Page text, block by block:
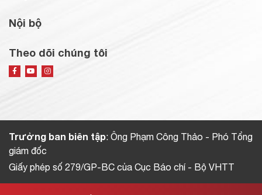
Nội bộ
Theo dõi chúng tôi
Trưởng ban biên tập: Ông Phạm Công Thảo - Phó Tổng
giám đốc
Giấy phép số 279/GP-BC của Cục Báo chí - Bộ VHTT